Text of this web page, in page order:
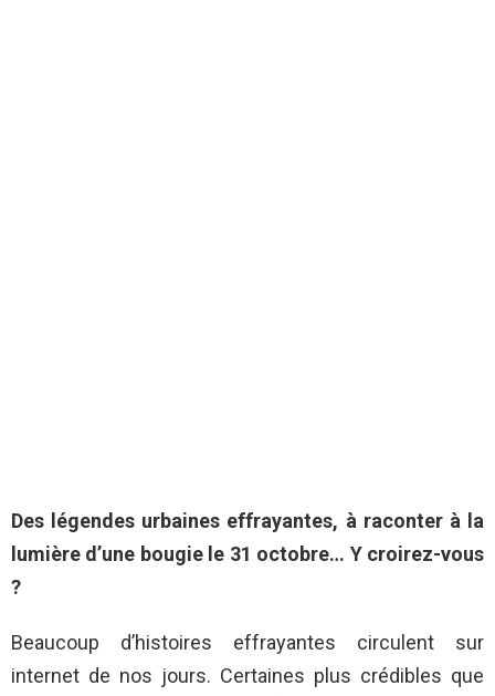
Des légendes urbaines effrayantes, à raconter à la
lumière d’une bougie le 31 octobre… Y croirez-vous
?
Beaucoup d’histoires effrayantes circulent sur
internet de nos jours. Certaines plus crédibles que